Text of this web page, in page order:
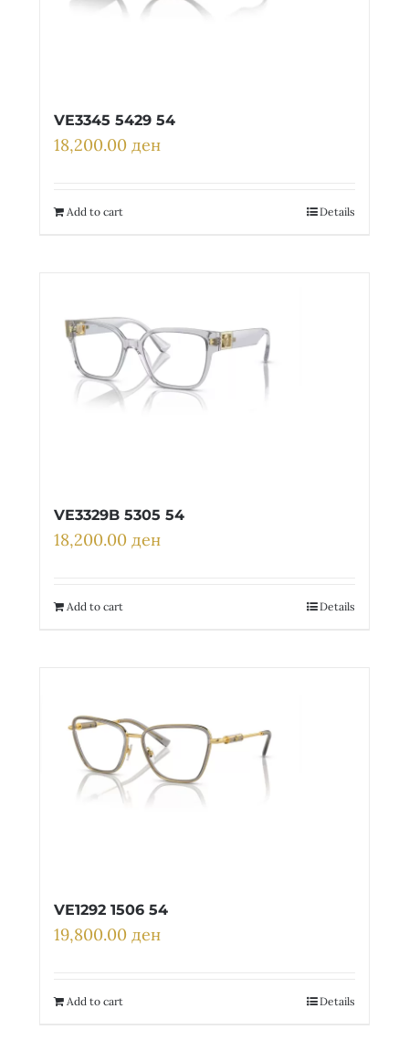
VE3345 5429 54
18,200.00 ден
Add to cart Details
VE3329B 5305 54
18,200.00 ден
Add to cart Details
VE1292 1506 54
19,800.00 ден
Add to cart Details